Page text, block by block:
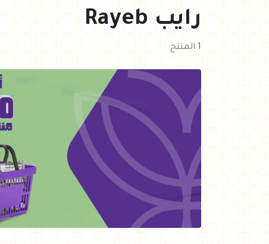
بقالة
ألبان
بارات طاقة
دواجن
العروض Offers
جزارة
رايس كيك Rice cake
هيلثي كولا
رايب Rayeb
1 المنتج